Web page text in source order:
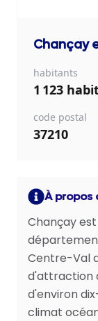
Chançay
habitants
1 123
code postal
37210
À propos
Chançay
Centre-Val
d'attraction
d'environ
climat